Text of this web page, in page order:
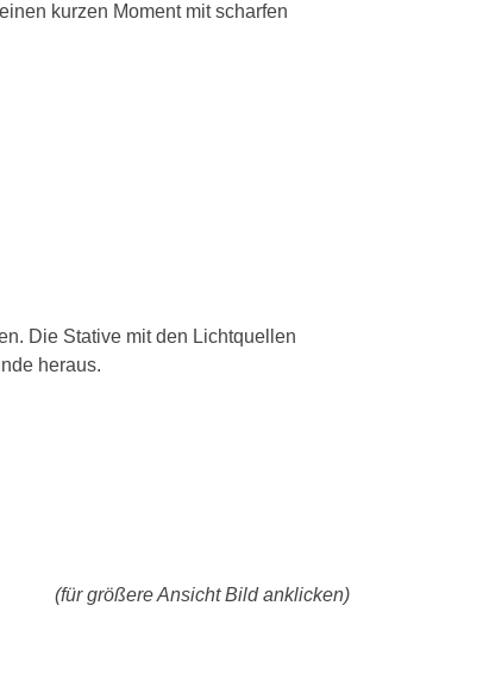
kurzen Moment mit scharfen
Die Stative mit den Lichtquellen
heraus.
(für größere Ansicht Bild anklicken)